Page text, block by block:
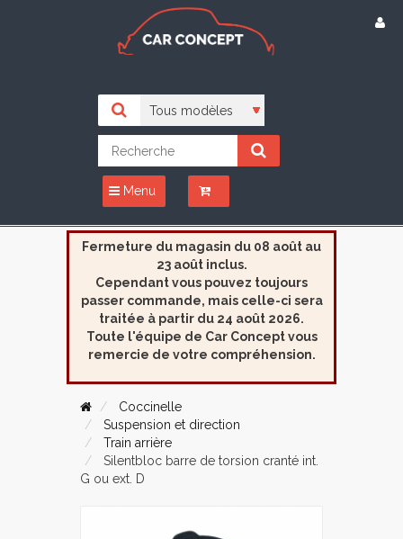
Menu
Fermeture du magasin du 08 août au
23 août inclus.
Cependant vous pouvez toujours
passer commande, mais celle-ci sera
traitée à partir du 24 août 2026.
Toute l'équipe de Car Concept vous
remercie de votre compréhension.
Coccinelle
Suspension et direction
Train arrière
Silentbloc barre de torsion cranté int.
G ou ext. D